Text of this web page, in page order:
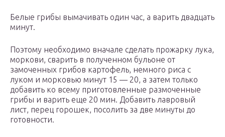
Белые грибы вымачивать один час, а варить двадцать
минут.
Поэтому необходимо вначале сделать прожарку лука,
моркови, сварить в полученном бульоне от
замоченных грибов картофель, немного риса с
луком и морковью минут 15 — 20, а затем только
добавить ко всему приготовленные размоченные
грибы и варить еще 20 мин. Добавить лавровый
лист, перец горошек, посолить за две минуты до
готовности.